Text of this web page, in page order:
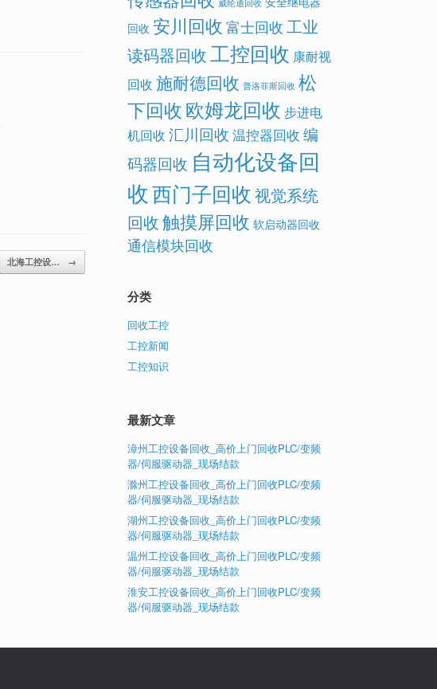
北海工控设… →
威纶通回收
回收 安川回收 富士回收 工业
读码器回收工控回收 康耐视
回收 施耐德回收 普洛菲斯回收 松
下回收欧姆龙回收 步进电
机回收 汇川回收 温控器回收 编
码器回收 自动化设备回
收西门子回收视觉系统
回收触摸屏回收 软启动器回收
通信模块回收
分类
回收工控
工控新闻
工控知识
最新文章
漳州工控设备回收_高价上门回收PLC/变频
器/伺服驱动器_现场结款
滁州工控设备回收_高价上门回收PLC/变频
器/伺服驱动器_现场结款
湖州工控设备回收_高价上门回收PLC/变频
器/伺服驱动器_现场结款
温州工控设备回收_高价上门回收PLC/变频
器/伺服驱动器_现场结款
淮安工控设备回收_高价上门回收PLC/变频
器/伺服驱动器_现场结款